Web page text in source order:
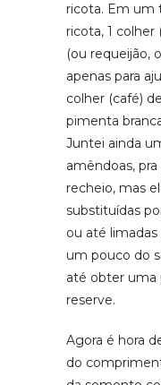
ricota. Em um
ricota, 1
(ou requeijão,
apenas para
colher (café)
pimenta
Juntei ainda
amêndoas,
recheio, mas
substituídas
ou até
um pouco do
até obter uma
reserve.
Agora é hora
do